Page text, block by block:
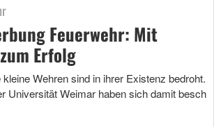
Feuerwehr: Mit
Erfolg
Wehren sind in ihrer Existenz bedroht.
Universität Weimar haben sich damit besch